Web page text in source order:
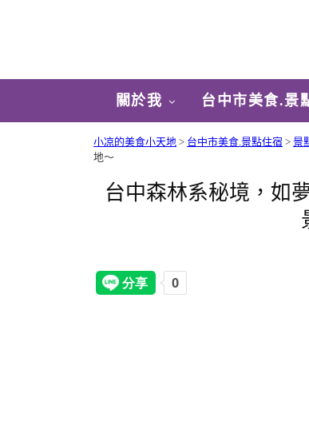
關於我 台中市美食.景
小凉的美食小天地 > 台中市美食.景點住宿 > 景
地～
台中森林系秘境，如